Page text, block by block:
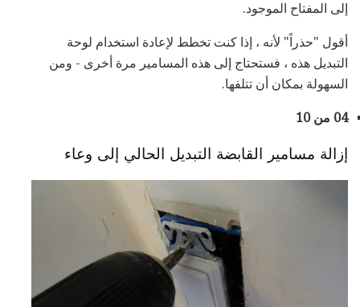
إلى المفتاح الموجود.
أقول "حذراً" لأنه ، إذا كنت تخطط لإعادة استخدام لوحة
التبديل هذه ، فستحتاج إلى هذه المسامير مرة أخرى - ومن
السهولة بمكان أن تتلفها.
04 من 10
إزالة مسامير القابضة التبديل الحالي إلى وعاء